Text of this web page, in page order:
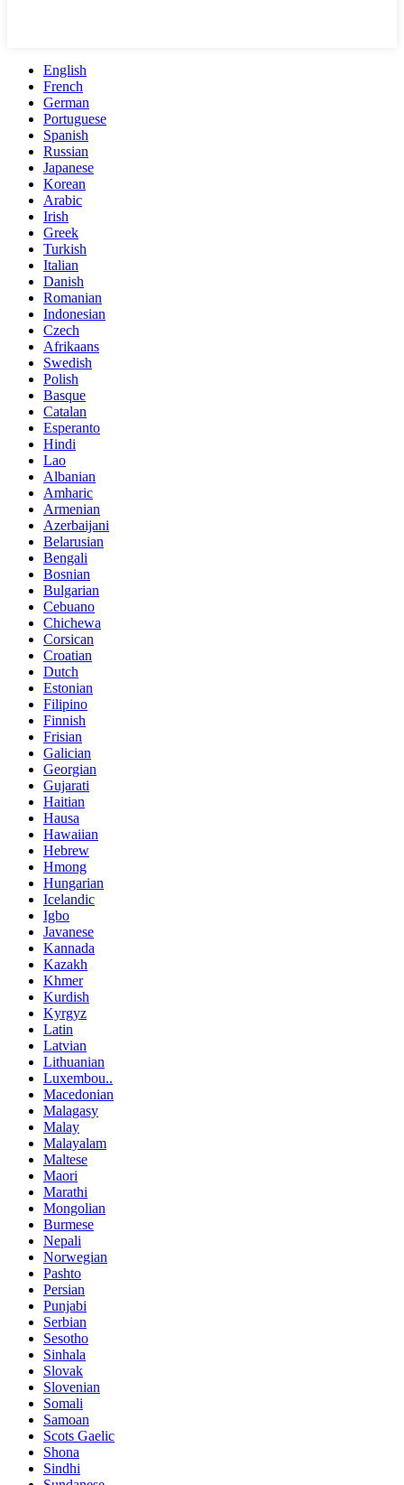
English
French
German
Portuguese
Spanish
Russian
Japanese
Korean
Arabic
Irish
Greek
Turkish
Italian
Danish
Romanian
Indonesian
Czech
Afrikaans
Swedish
Polish
Basque
Catalan
Esperanto
Hindi
Lao
Albanian
Amharic
Armenian
Azerbaijani
Belarusian
Bengali
Bosnian
Bulgarian
Cebuano
Chichewa
Corsican
Croatian
Dutch
Estonian
Filipino
Finnish
Frisian
Galician
Georgian
Gujarati
Haitian
Hausa
Hawaiian
Hebrew
Hmong
Hungarian
Icelandic
Igbo
Javanese
Kannada
Kazakh
Khmer
Kurdish
Kyrgyz
Latin
Latvian
Lithuanian
Luxembou..
Macedonian
Malagasy
Malay
Malayalam
Maltese
Maori
Marathi
Mongolian
Burmese
Nepali
Norwegian
Pashto
Persian
Punjabi
Serbian
Sesotho
Sinhala
Slovak
Slovenian
Somali
Samoan
Scots Gaelic
Shona
Sindhi